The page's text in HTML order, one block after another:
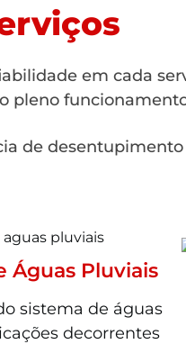
em cada
pleno
de
Águas Pluviais
sistema de águas
decorrentes